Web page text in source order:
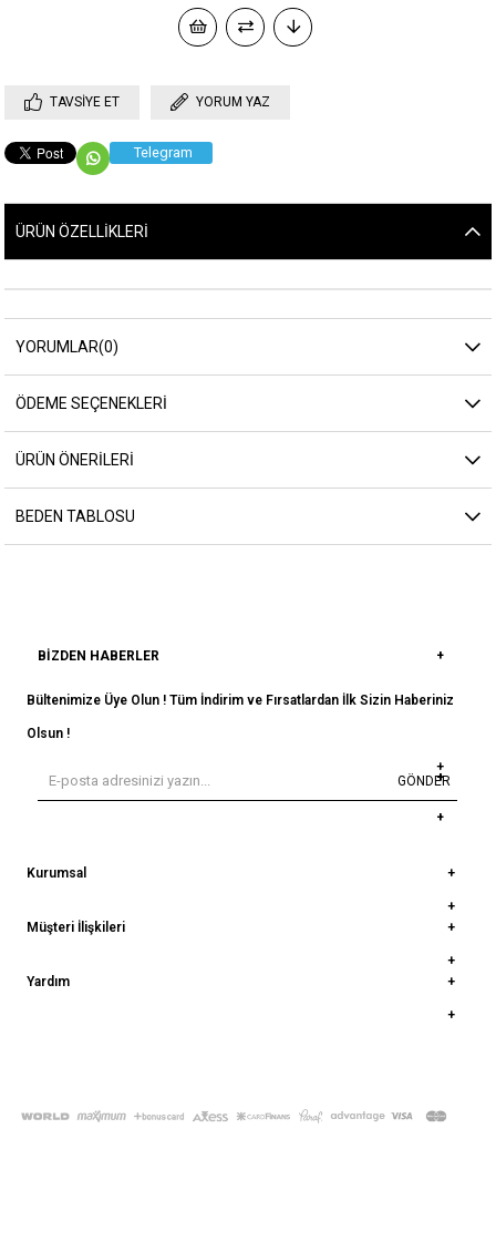
TAVSIYE ET YORUM YAZ
Telegram
ÜRÜN ÖZELLIKLERI
YORUMLAR(0)
ÖDEME SEÇENEKLERI
ÜRÜN ÖNERILERI
BEDEN TABLOSU
BIZDEN HABERLER
Bültenimize Üye Olun ! Tüm İndirim ve Fırsatlardan İlk Sizin Haberiniz
Olsun !
GÖNDER
Kurumsal
Müşteri İlişkileri
Yardım